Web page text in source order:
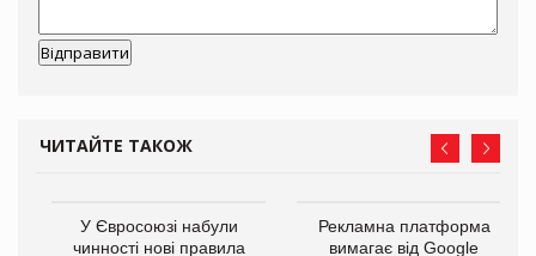
ЧИТАЙТЕ ТАКОЖ
У Євросоюзі набули
чинності нові правила
Рекламна платформа
вимагає від Google